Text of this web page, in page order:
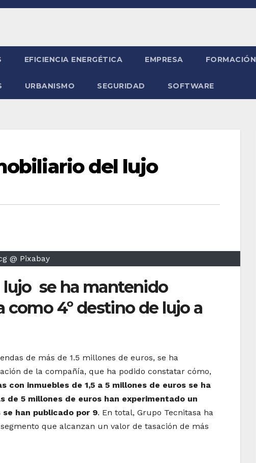
EFICIENCIA ENERGÉTICA EMPRESA FORMACIÓN
URBANISMO SEGURIDAD SOFTWARE
del lujo
@ Pixabay
se ha mantenido
como 4º destino de lujo a
de más de 1.5 millones de euros, se ha
de la compañía, que ha podido constatar cómo,
con inmuebles de 1,5 a 5 millones de euros se ha
de 5 millones de euros han experimentado un
han publicado por 9. En total, Grupo Tecnitasa ha
que alcanzan un valor de tasación de más